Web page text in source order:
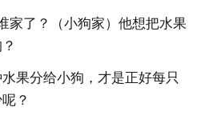
家了？（小狗家）他想把水果
果分给小狗，才是正好每只
？